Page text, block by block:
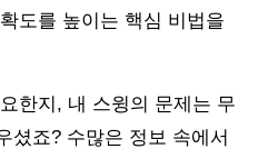
도를 높이는 핵심 비법을
한지, 내 스윙의 문제는 무
셨죠? 수많은 정보 속에서